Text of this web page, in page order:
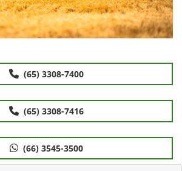
(65) 3308-7400
(65) 3308-7416
(66) 3545-3500